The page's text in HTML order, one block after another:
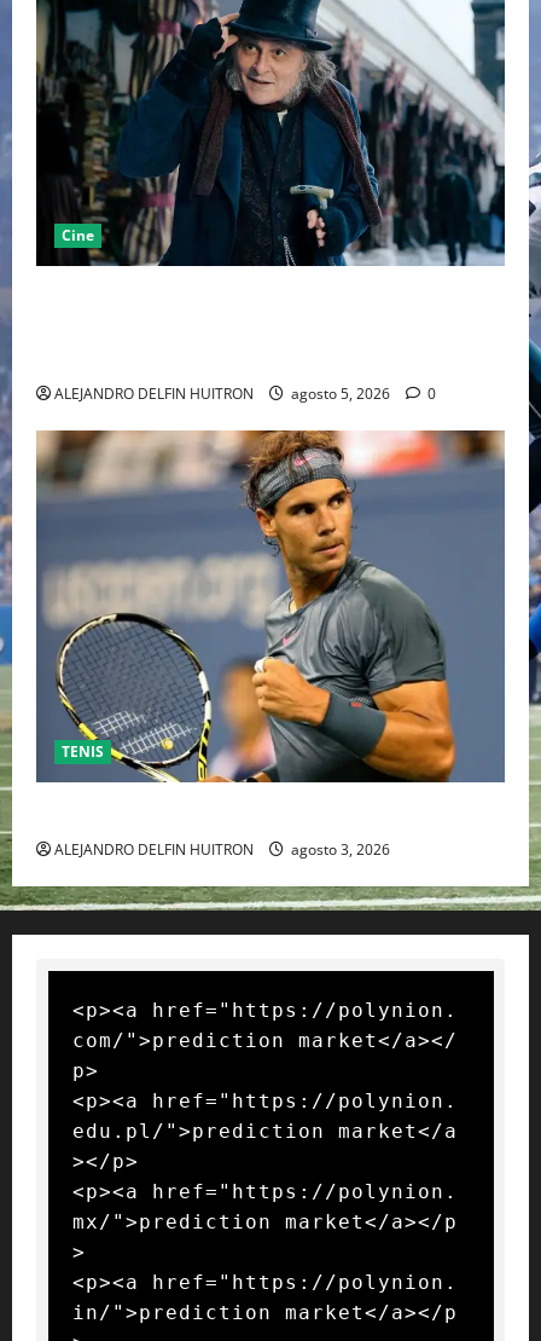
Cine
ALEJANDRO DELFIN HUITRON agosto 5, 2026 0
TENIS
ALEJANDRO DELFIN HUITRON agosto 3, 2026
<p><a href="https://polynion.
com/">prediction market</a></
p>
<p><a href="https://polynion.
edu.pl/">prediction market</a
></p>
<p><a href="https://polynion.
mx/">prediction market</a></p
>
<p><a href="https://polynion.
in/">prediction market</a></p